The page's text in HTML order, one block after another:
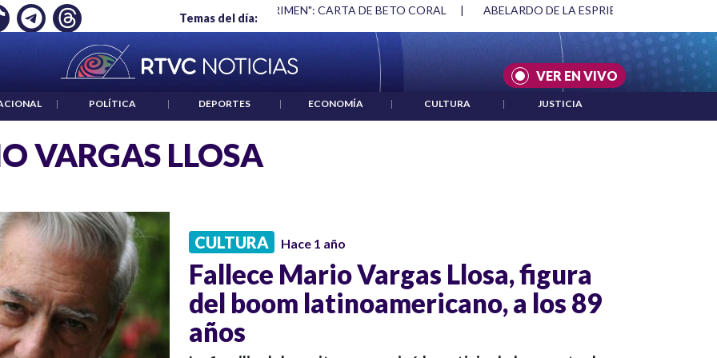
Temas del día:
EMPLEO: JP MORGAN "HABLAR NO ES UN CRIMEN": CARTA DE BETO CORAL | ABELARDO DE LA ESPRIELLA Y DMG
VER EN VIVO
| POLÍTICA | DEPORTES | ECONOMÍA | CULTURA | JUSTICIA
VARGAS LLOSA
CULTURA Hace 1 año
Fallece Mario Vargas Llosa, figura
del boom latinoamericano, a los 89
años